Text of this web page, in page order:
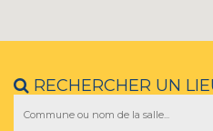
RECHERCHER UN